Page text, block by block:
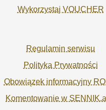
Wykorzystaj VOUCHER
Regulamin serwisu
Polityka Prywatności
Obowiązek informacyjny
Komentowanie w